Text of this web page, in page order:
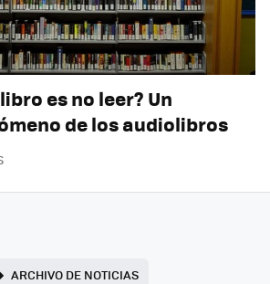
es no leer? Un
de los audiolibros
ARCHIVO DE NOTICIAS